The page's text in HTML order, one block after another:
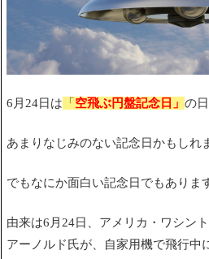
6月24日は 「 空飛ぶ円盤記念日」 の日
あまりなじみのない記念日かもしれ
でもなにか面白い記念日でもありま
由来は6月24日、アメリカ・ワシント
アーノルド氏が、
自家用機で飛行中